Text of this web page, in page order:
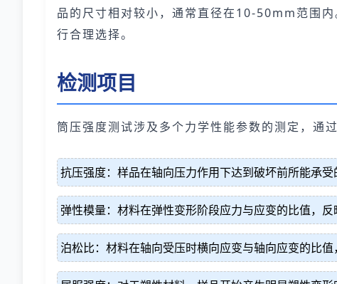
品的尺寸相对较小，通常直径在10-50mm范围
行合理选择。
检测项目
筒压强度测试涉及多个力学性能参数的测定，通
抗压强度：样品在轴向压力作用下达到破坏前所能承
弹性模量：材料在弹性变形阶段应力与应变的比值，
泊松比：材料在轴向受压时横向应变与轴向应变的比值